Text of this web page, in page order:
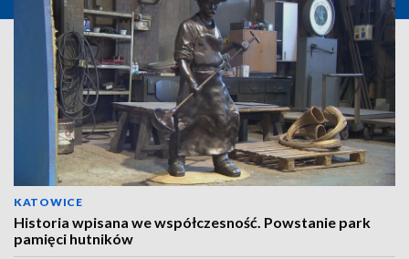
KATOWICE
Historia wpisana we współczesność. Powstanie park
pamięci hutników